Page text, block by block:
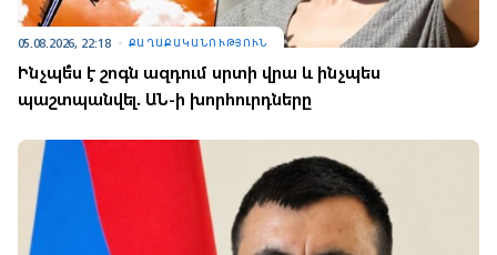
05.08.2026, 22:18 ՔԱՂԱՔԱԿԱՆՈՒԹՅՈՒՆ
Ինչպե՞ս է շոգն ազդում սրտի վրա և ինչպես
պաշտպանվել. ԱՆ-ի խորհուրդները